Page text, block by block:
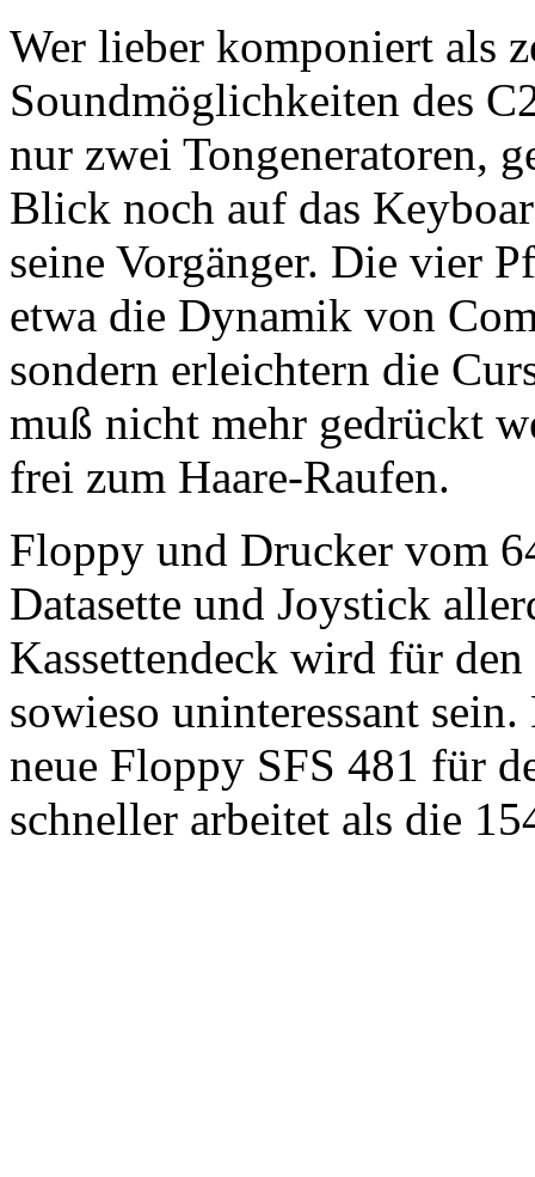
Wer lieber komponiert als
Soundmöglichkeiten des
nur zwei Tongeneratoren,
Blick noch auf das
seine Vorgänger. Die vier
etwa die Dynamik von
sondern erleichtern die
muß nicht mehr gedrückt
frei zum Haare-Raufen.
Floppy und Drucker vom
Datasette und Joystick
Kassettendeck wird für
sowieso uninteressant
neue Floppy SFS 481 für
schneller arbeitet als die